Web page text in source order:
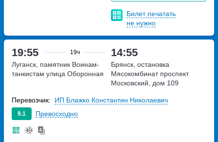
Билет печатать
не нужно
19:55 19ч 14:55
Луганск, памятник Воинам-
танкистам улица Оборонная
Брянск, остановка
Мясокомбинат проспект
Московский, дом 109
9.1 Превосходно
Перевозчик: ИП Блажко Константин Николаевич